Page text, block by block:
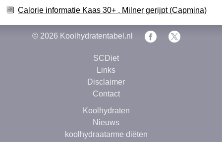
Calorie informatie Kaas 30+ , Milner gerijpt (Capmina)
© 2026 Koolhydratentabel.nl
SCDiet
Links
Disclaimer
Contact
Koolhydraten
Nieuws
koolhydraatarme diëten